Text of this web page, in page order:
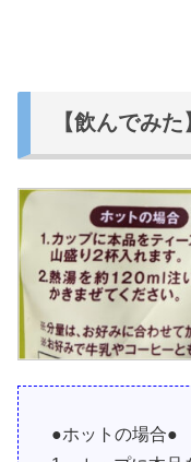
【飲んでみた
●ホットの場合●